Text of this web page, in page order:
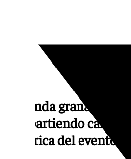
La banda granadina
compartiendo cartel
histórica del evento.